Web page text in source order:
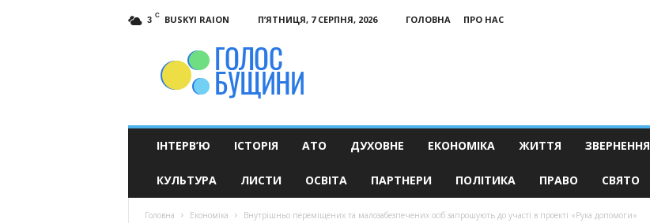
3 C BUSKYI RAION П’ЯТНИЦЯ, 7 СЕРПНЯ, 2026 ГОЛОВНА
ПРО НАС
ІНТЕРВ’Ю ІСТОРІЯ АТО ДУХОВНЕ ЕКОНОМІКА ЖИТТЯ ЗВЕРНЕННЯ
КУЛЬТУРА ЛИСТИ ОСВІТА ПАРТНЕРИ ПОЛІТИКА ПРАВО СВЯТО
Головна Економіка Внутрішньо переміщених та малозабезпечених осіб запрошують до участі в проекті «Рука допомоги»